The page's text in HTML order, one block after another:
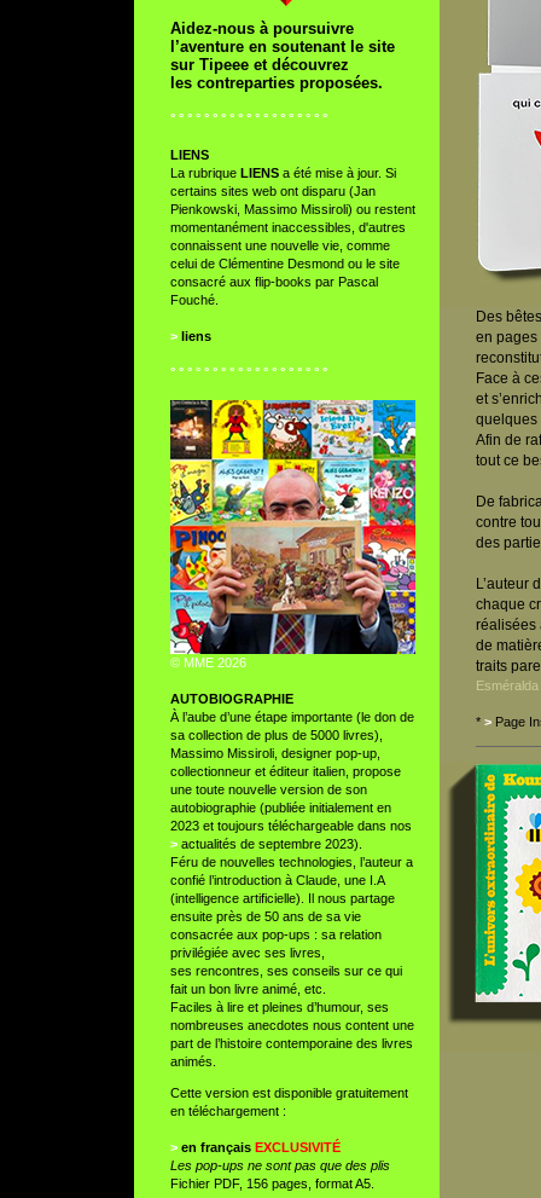
Aidez-nous à poursuivre
l’aventure en soutenant le site
sur Tipeee et découvrez
les contreparties proposées.
° ° ° ° ° ° ° ° ° ° ° ° ° ° ° ° ° ° °
LIENS
La rubrique LIENSa été mise à jour. Si
certains sites web ont disparu (Jan
Pienkowski, Massimo Missiroli) ou restent
momentanément inaccessibles, d'autres
connaissent une nouvelle vie, comme
celui de Clémentine Desmondou le site
consacré aux flip-books par Pascal
Fouché.
> liens
° ° ° ° ° ° ° ° ° ° ° ° ° ° ° ° ° ° °
© MME 2026
AUTOBIOGRAPHIE
À l’aube d’une étape importante (le don de
sa collection de plus de 5000 livres),
Massimo Missiroli, designer pop-up,
collectionneur et éditeur italien, propose
une toute nouvelle version de son
autobiographie (publiée initialement en
2023 et toujours téléchargeable dans nos
>actualités de septembre 2023)
Féru de nouvelles technologies, l’auteur a
confié l’introduction à Claude, une I.A
(intelligence artificielle). Il nous partage
ensuite près de 50 ans de sa vie
consacrée aux pop-ups : sa relation
privilégiée avec ses livres,
ses rencontres, ses conseils sur ce qui
fait un bon livre animé, etc.
Faciles à lire et pleines d’humour, ses
nombreuses anecdotes nous content une
part de l’histoire contemporaine des livres
animés.
Cette version est disponible gratuitement
en téléchargement :
> en françaisEXCLUSIVITÉ
Les pop-ups ne sont pas que des plis
Fichier PDF, 156 pages, format A5.
Des
en pages
Face à
et
quelques
Afin de
tout ce
De
contre
des
L’auteur
chaque
réalisées
de
traits
Esméralda
* > Page